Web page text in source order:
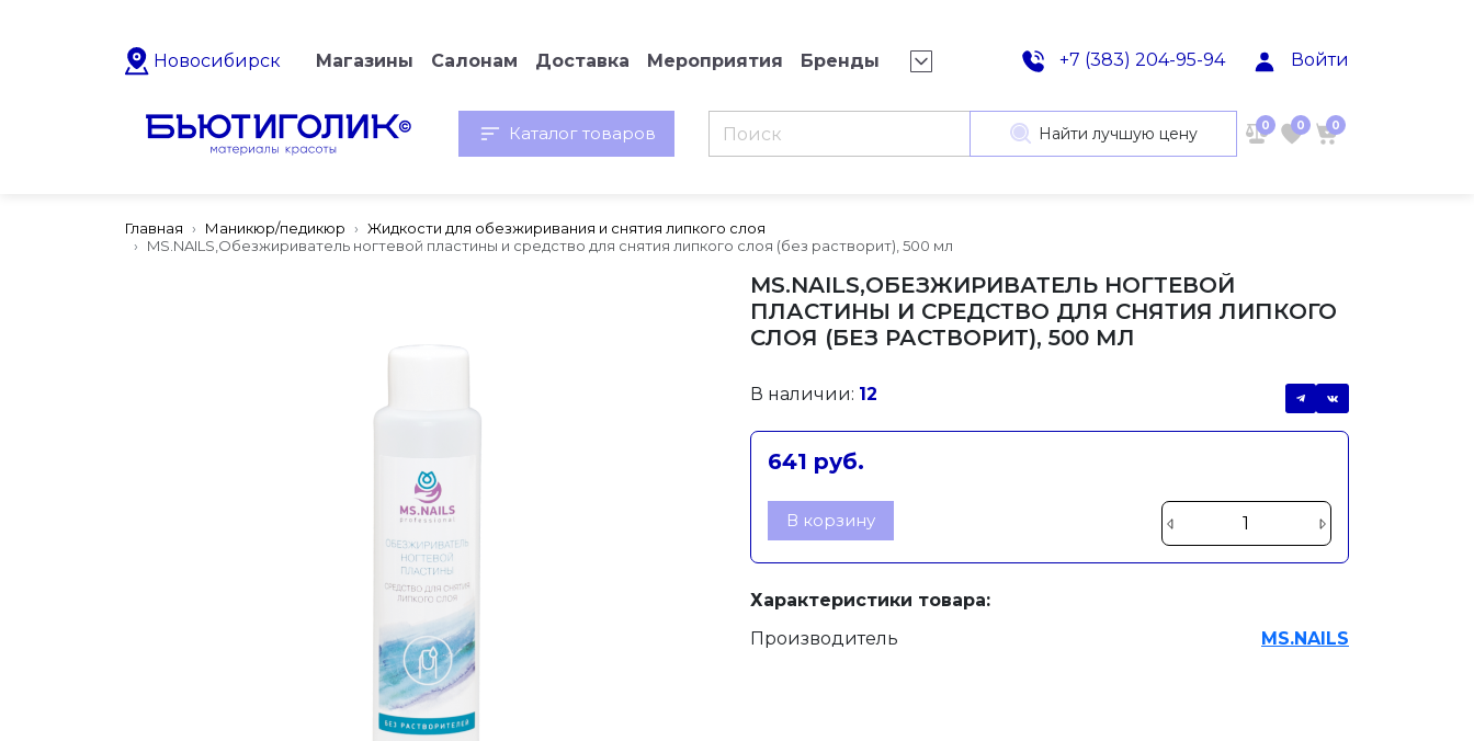
Новосибирск Магазины Салонам Доставка Мероприятия Бренды +7 (383) 204-95-94 Войти
Каталог товаров Найти лучшую цену 0 0 0
Главная Маникюр/педикюр
Жидкости для обезжиривания и снятия липкого слоя
MS.NAILS,Обезжириватель ногтевой пластины и средство для снятия липкого слоя (без растворит), 500 мл
MS.NAILS,ОБЕЗЖИРИВАТЕЛЬ НОГТЕВОЙ
ПЛАСТИНЫ И СРЕДСТВО ДЛЯ СНЯТИЯ ЛИПКОГО
СЛОЯ (БЕЗ РАСТВОРИТ), 500 МЛ
В наличии: 12
641 руб.
В корзину
Характеристики товара:
Производитель
MS.NAILS